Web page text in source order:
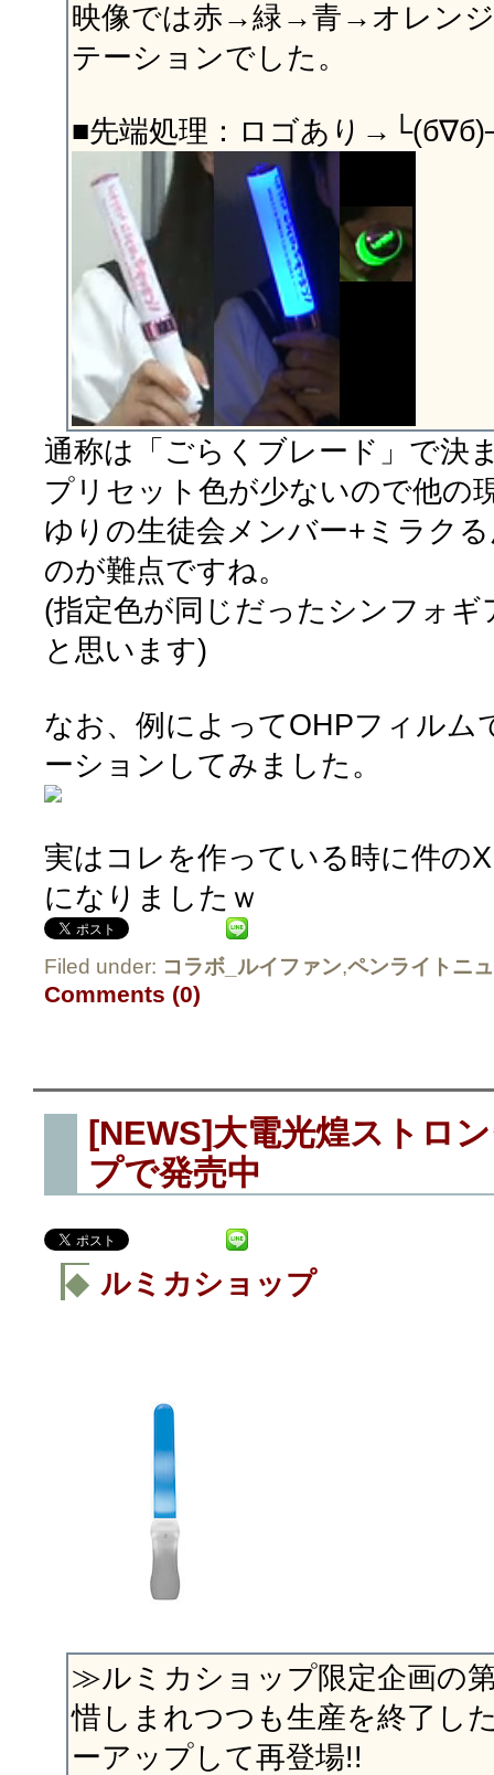
映像では赤→緑→青→オレン
テーションでした。
■先端処理：ロゴあり
通称は「ごらくブレード」で決
プリセット色が少ないので他の
ゆりの生徒会メンバー+ミラク
のが難点ですね。
(指定色が同じだったシンフォ
と思います)
なお、例によってOHPフィルム
ーションしてみました。
実はコレを作っている時に件の
になりましたｗ
Filed under: コラボ_ルイファン,ペンライトニ
Comments (0)
[NEWS]大電光煌ストロ
プで発売中
◆ ルミカショップ
≫ルミカショップ限定企画の
惜しまれつつも生産を終了し
ーアップして再登場!!